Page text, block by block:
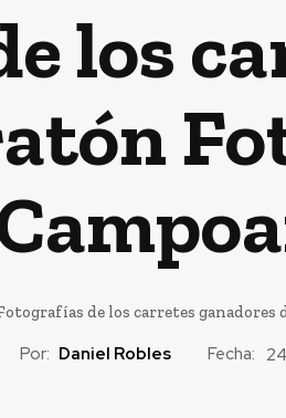
los
de los carretes
Por: Daniel Robles Fecha: